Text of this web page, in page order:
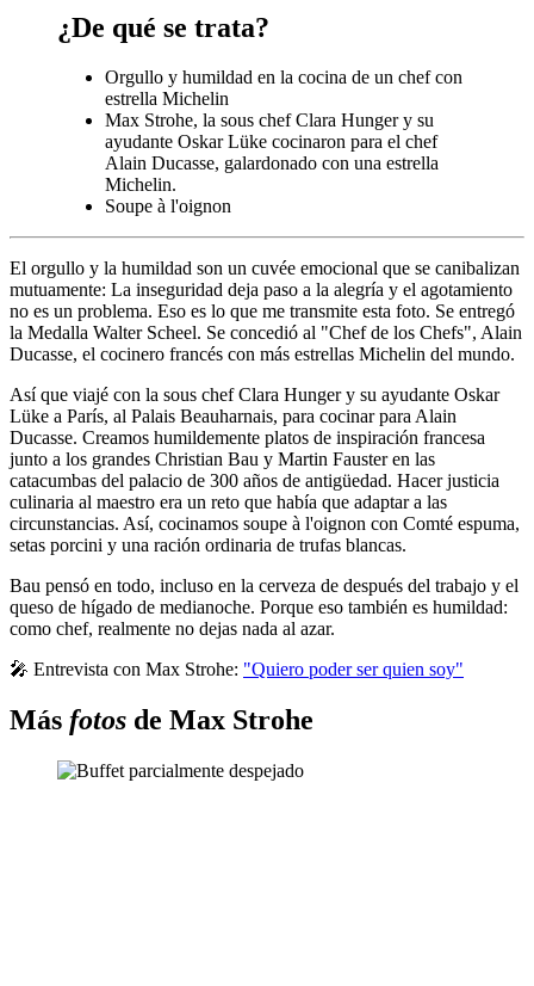
¿De qué se trata?
Orgullo y humildad en la cocina de un chef con
estrella Michelin
Max Strohe, la sous chef Clara Hunger y su
ayudante Oskar Lüke cocinaron para el chef
Alain Ducasse, galardonado con una estrella
Michelin.
Soupe à l'oignon
El orgullo y la humildad son un cuvée emocional que se canibalizan
mutuamente: La inseguridad deja paso a la alegría y el agotamiento
no es un problema. Eso es lo que me transmite esta foto. Se entregó
la Medalla Walter Scheel. Se concedió al "Chef de los Chefs", Alain
Ducasse, el cocinero francés con más estrellas Michelin del mundo.
Así que viajé con la sous chef Clara Hunger y su ayudante Oskar
Lüke a París, al Palais Beauharnais, para cocinar para Alain
Ducasse. Creamos humildemente platos de inspiración francesa
junto a los grandes Christian Bau y Martin Fauster en las
catacumbas del palacio de 300 años de antigüedad. Hacer justicia
culinaria al maestro era un reto que había que adaptar a las
circunstancias. Así, cocinamos soupe à l'oignon con Comté espuma,
setas porcini y una ración ordinaria de trufas blancas.
Bau pensó en todo, incluso en la cerveza de después del trabajo y el
queso de hígado de medianoche. Porque eso también es humildad:
como chef, realmente no dejas nada al azar.
🎤 Entrevista con Max Strohe: "Quiero poder ser quien soy"
Más fotos de Max Strohe